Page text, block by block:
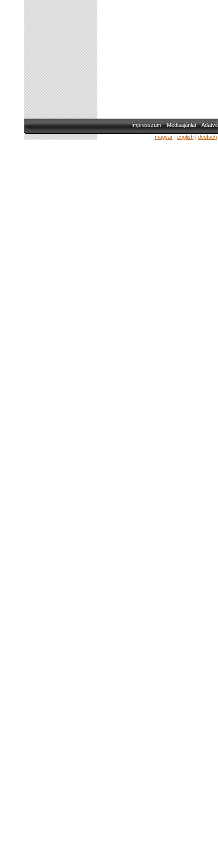
Impresszum Médiaajánlat
magyar| english| deutsch